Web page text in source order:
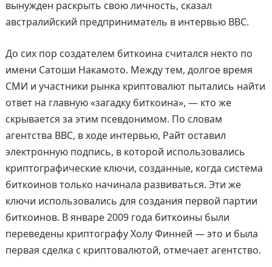
вынужден раскрыть свою личность, сказал
австралийский предприниматель в интервью BBC.
До сих пор создателем биткоина считался некто по
имени Сатоши Накамото. Между тем, долгое время
СМИ и участники рынка криптовалют пытались найти
ответ на главную «загадку биткоина», — кто же
скрывается за этим псевдонимом. По словам
агентства BBC, в ходе интервью, Райт оставил
электронную подпись, в которой использовались
криптографические ключи, созданные, когда система
биткоинов только начинала развиваться. Эти же
ключи использовались для создания первой партии
биткоинов. В январе 2009 года биткоины были
переведены криптографу Холу Финней — это и была
первая сделка с криптовалютой, отмечает агентство.